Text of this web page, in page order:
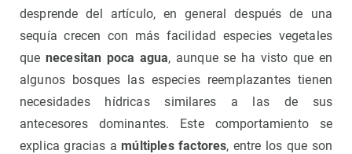
desprende del artículo, en general después de una
sequía crecen con más facilidad especies vegetales
que necesitan poca agua, aunque se ha visto que en
algunos bosques las especies reemplazantes tienen
necesidades hídricas similares a las de sus
antecesores dominantes. Este comportamiento se
explica gracias amúltiples factores, entre los que son